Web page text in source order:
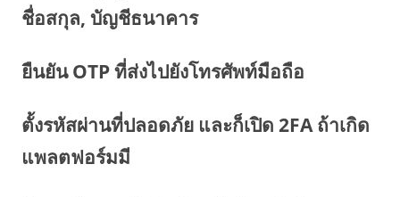
ชื่อสกุล, บัญชีธนาคาร
ยืนยัน OTP ที่ส่งไปยังโทรศัพท์มือถือ
ตั้งรหัสผ่านที่ปลอดภัย และก็เปิด 2FA ถ้าเกิด
แพลตฟอร์มมี